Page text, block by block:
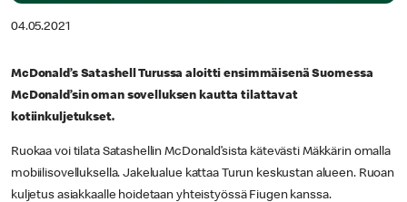
04.05.2021
McDonald’s Satashell Turussa aloitti ensimmäisenä Suomessa
McDonald’sin oman sovelluksen kautta tilattavat
kotiinkuljetukset.
Ruokaa voi tilata Satashellin McDonald’sista kätevästi Mäkkärin omalla
mobiilisovelluksella. Jakelualue kattaa Turun keskustan alueen. Ruoan
kuljetus asiakkaalle hoidetaan yhteistyössä Fiugen kanssa.